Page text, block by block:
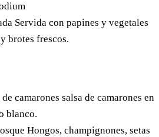
Servida con papines y vegetales
brotes frescos.
camarones salsa de camarones en
blanco.
Hongos, champignones, setas